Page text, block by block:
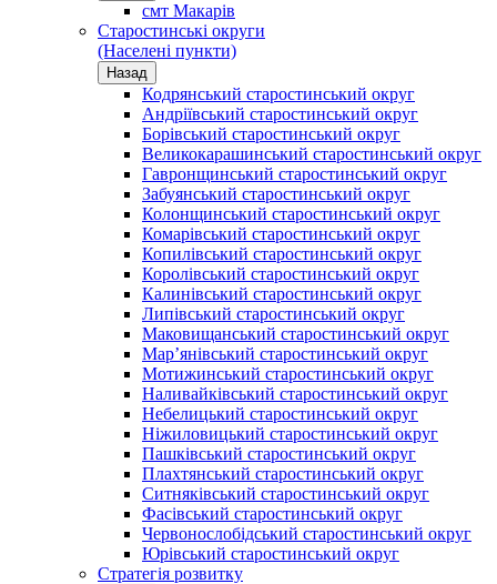
смт Макарів
Старостинські округи
(Населені пункти)
Назад
Кодрянський старостинський округ
Андріївський старостинський округ
Борівський старостинський округ
Великокарашинський старостинський округ
Гавронщинський старостинський округ
Забуянський старостинський округ
Колонщинський старостинський округ
Комарівський старостинський округ
Копилівський старостинський округ
Королівський старостинський округ
Калинівський старостинський округ
Липівський старостинський округ
Маковищанський старостинський округ
Мар’янівський старостинський округ
Мотижинський старостинський округ
Наливайківський старостинський округ
Небелицький старостинський округ
Ніжиловицький старостинський округ
Пашківський старостинський округ
Плахтянський старостинський округ
Ситняківський старостинський округ
Фасівський старостинський округ
Червонослобідський старостинський округ
Юрівський старостинський округ
Стратегія розвитку